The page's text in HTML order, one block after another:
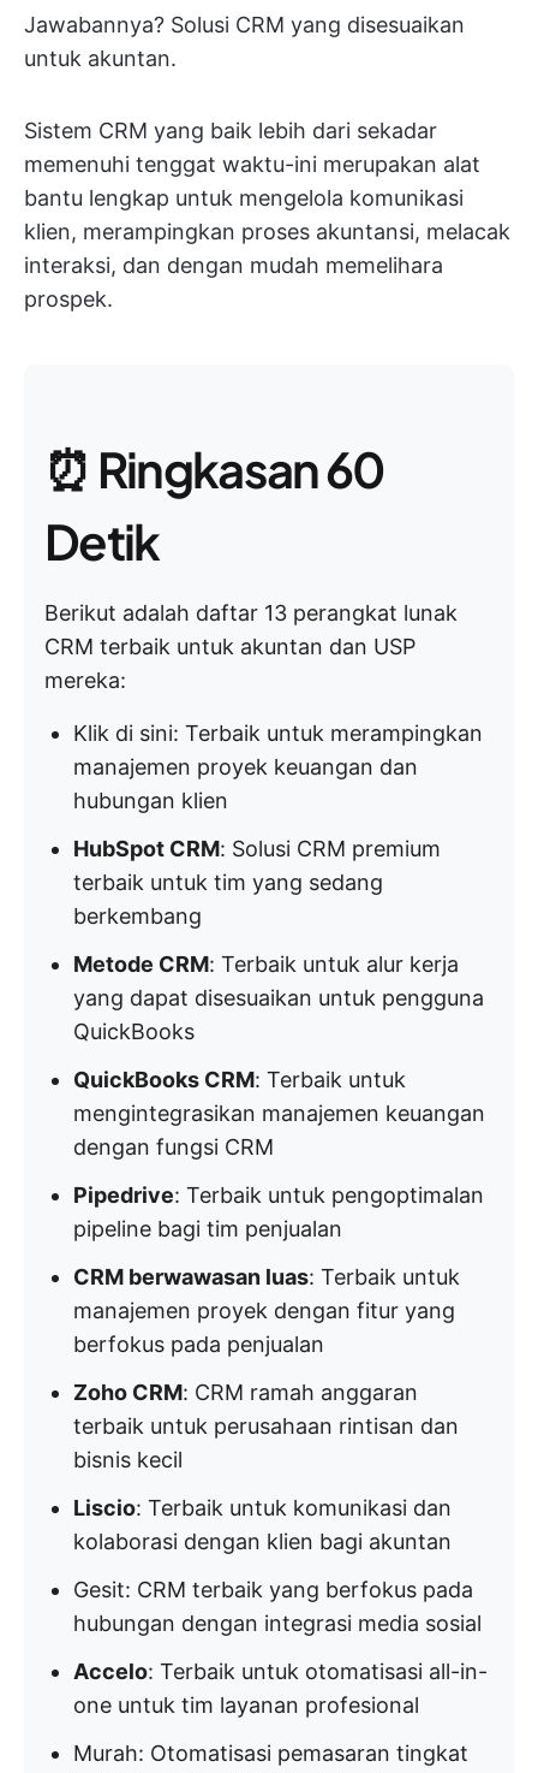
Jawabannya? Solusi CRM yang disesuaikan
untuk akuntan.
Sistem CRM yang baik lebih dari sekadar
memenuhi tenggat waktu-ini merupakan alat
bantu lengkap untuk mengelola komunikasi
klien, merampingkan proses akuntansi, melacak
interaksi, dan dengan mudah memelihara
prospek.
⏰ Ringkasan 60
Detik
Berikut adalah daftar 13 perangkat lunak
CRM terbaik untuk akuntan dan USP
mereka:
Klik di sini: Terbaik untuk merampingkan
manajemen proyek keuangan dan
hubungan klien
HubSpot CRM: Solusi CRM premium
terbaik untuk tim yang sedang
berkembang
Metode CRM: Terbaik untuk alur kerja
yang dapat disesuaikan untuk pengguna
QuickBooks
QuickBooks CRM: Terbaik untuk
mengintegrasikan manajemen keuangan
dengan fungsi CRM
Pipedrive: Terbaik untuk pengoptimalan
pipeline bagi tim penjualan
CRM berwawasan luas: Terbaik untuk
manajemen proyek dengan fitur yang
berfokus pada penjualan
Zoho CRM: CRM ramah anggaran
terbaik untuk perusahaan rintisan dan
bisnis kecil
Liscio: Terbaik untuk komunikasi dan
kolaborasi dengan klien bagi akuntan
Gesit: CRM terbaik yang berfokus pada
hubungan dengan integrasi media sosial
Accelo: Terbaik untuk otomatisasi all-in-
one untuk tim layanan profesional
Murah: Otomatisasi pemasaran tingkat